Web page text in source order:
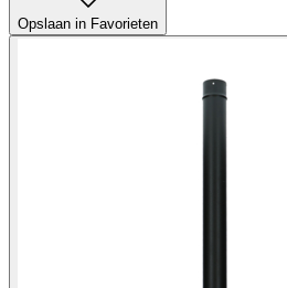
Opslaan in Favorieten